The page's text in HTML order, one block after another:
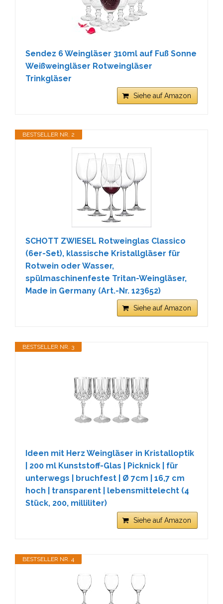
Sendez 6 Weingläser 310ml auf Fuß Sonne
Weißweingläser Rotweingläser
Trinkgläser
Siehe auf Amazon
BESTSELLER NR. 2
SCHOTT ZWIESEL Rotweinglas Classico
(6er-Set), klassische Kristallgläser für
Rotwein oder Wasser,
spülmaschinenfeste Tritan-Weingläser,
Made in Germany (Art.-Nr. 123652)
Siehe auf Amazon
BESTSELLER NR. 3
Ideen mit Herz Weingläser in Kristalloptik
| 200 ml Kunststoff-Glas | Picknick | für
unterwegs | bruchfest | Ø 7cm | 16,7 cm
hoch | transparent | lebensmittelecht (4
Stück, 200, milliliter)
Siehe auf Amazon
BESTSELLER NR. 4